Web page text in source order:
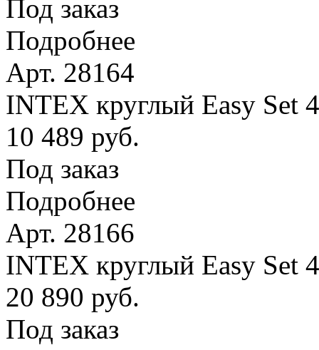
Под заказ
Подробнее
Арт. 28164
INTEX круглый Easy Set
10 489 руб.
Под заказ
Подробнее
Арт. 28166
INTEX круглый Easy Set
20 890 руб.
Под заказ